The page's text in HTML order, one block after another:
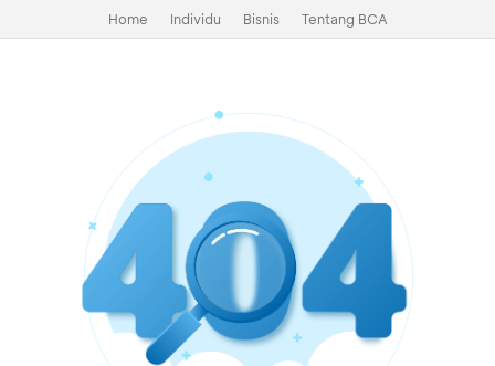
Home Individu Bisnis Tentang BCA